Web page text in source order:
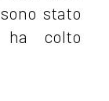
stato
colto